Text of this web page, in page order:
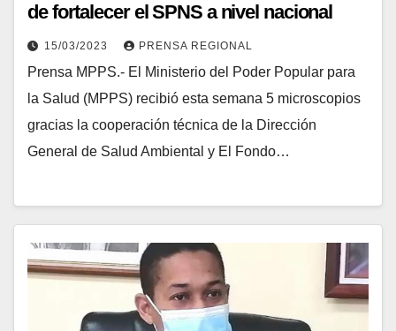
de fortalecer el SPNS a nivel nacional
15/03/2023 PRENSA REGIONAL
Prensa MPPS.- El Ministerio del Poder Popular para
la Salud (MPPS) recibió esta semana 5 microscopios
gracias la cooperación técnica de la Dirección
General de Salud Ambiental y El Fondo…